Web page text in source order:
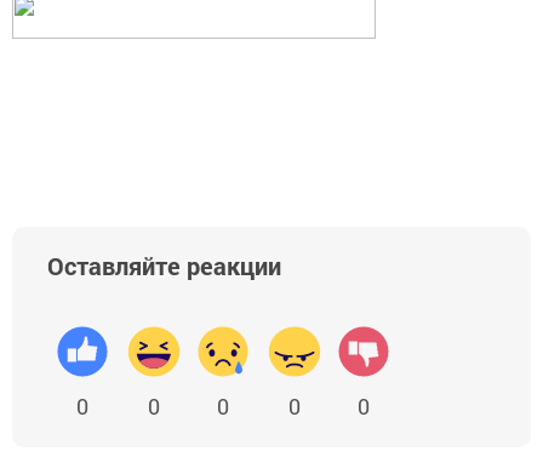
Оставляйте реакции
0 0 0 0 0